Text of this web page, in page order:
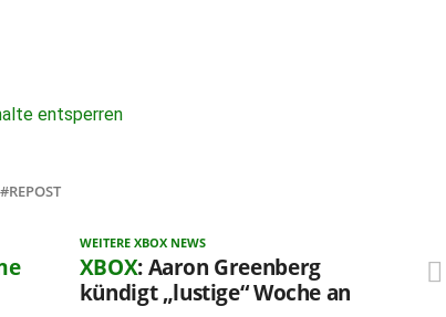
entsperren
REPOST
WEITERE XBOX NEWS
XBOX: Aaron Greenberg
kündigt „lustige“ Woche an